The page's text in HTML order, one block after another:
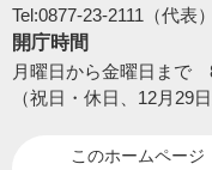
Tel:0877-23-2111（代表）
開庁時間
月曜日から金曜日まで
（祝日・休日、12月29
このホームページ